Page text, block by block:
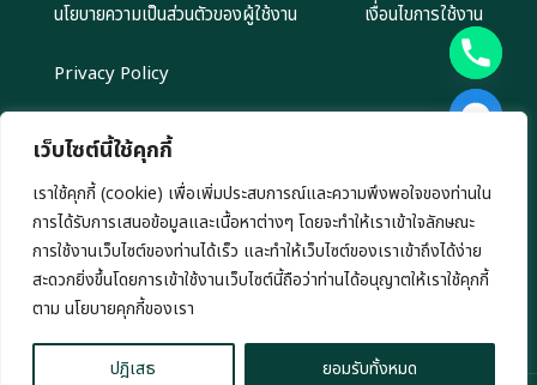
เว็บไซต์นี้ใช้คุกกี้
เราใช้คุกกี้ (cookie) เพื่อเพิ่มประสบการณ์และความพึงพอใจของท่านใน
การได้รับการเสนอข้อมูลและเนื้อหาต่างๆ โดยจะทำให้เราเข้าใจลักษณะ
การใช้งานเว็บไซต์ของท่านได้เร็ว และทำให้เว็บไซต์ของเราเข้าถึงได้ง่าย
สะดวกยิ่งขึ้นโดยการเข้าใช้งานเว็บไซต์นี้ถือว่าท่านได้อนุญาตให้เราใช้คุกกี้
ตาม นโยบายคุกกี้ของเรา
ปฎิเสธ ยอมรับทั้งหมด
นโยบายความเป็นส่วนตัวของผู้ใช้งาน เงื่อนไขการใช้งาน
Privacy Policy
Copyright 2024 EliteGroupAcademy.com © สงวนลิขสิทธิ์ตาม
กฎหมาย ห้ามนำไปทำซ้ำ หรือคัดลอกข้อมูลโดยไม่ได้รับอนุญาต
เรามีนโยบาย นำเสนอข้อมูลอย่างโปร่งสัยและเป็นกลาง ทุกข้อมูลที่นำเสนอ เรา
ไม่มีเจตนาชักชวนการลงทุน หรือ ชี้นำการลงทุนใดๆ ทั้งสิ้น
chaty